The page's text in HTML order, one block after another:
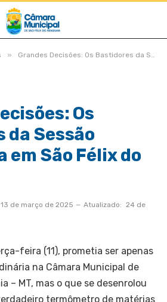
» Grandes Decisões: Os Bastidores da Sessão Legislativa em São Félix do Araguaia
Os
da Sessão
em São Félix do
13 de março de 2025 Atualizado: 24 de
feira (11), prometia ser apenas
na Câmara Municipal de
– MT, mas o que se desenrolou
termômetro de matérias